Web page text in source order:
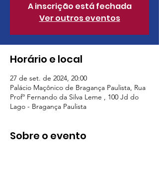
A inscrição está fechada
Ver outros eventos
Horário e local
27 de set. de 2024, 20:00
Palácio Maçônico de Bragança Paulista, Rua
Profº Fernando da Silva Leme , 100 Jd do
Lago - Bragança Paulista
Sobre o evento